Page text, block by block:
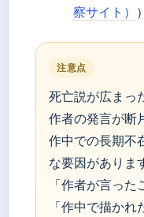
察サイト）
注意点
死亡説が広まっ
作者の発言が断
作中での長期不
な要因がありま
「作者が言った
「作中で描かれ